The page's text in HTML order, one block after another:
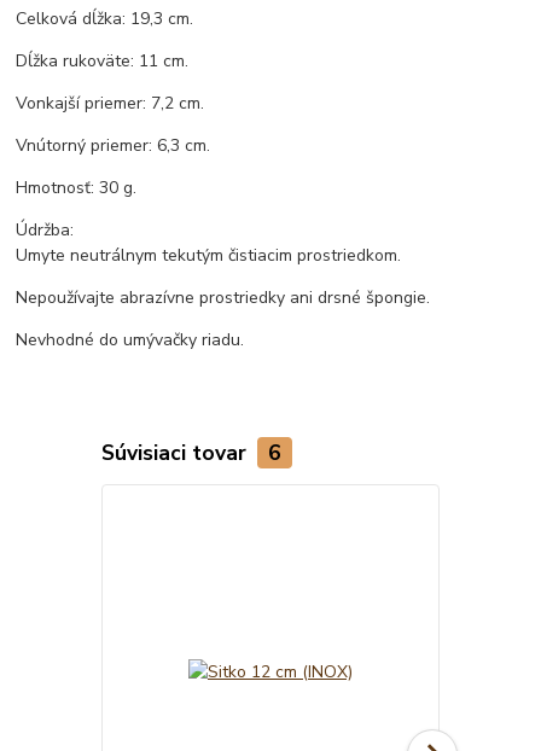
Celková dĺžka: 19,3 cm.
Dĺžka rukoväte: 11 cm.
Vonkajší priemer: 7,2 cm.
Vnútorný priemer: 6,3 cm.
Hmotnosť: 30 g.
Údržba:
Umyte neutrálnym tekutým čistiacim prostriedkom.
Nepoužívajte abrazívne prostriedky ani drsné špongie.
Nevhodné do umývačky riadu.
Súvisiaci tovar 6